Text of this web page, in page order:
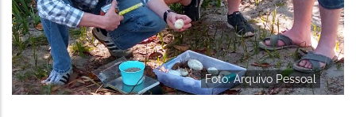
Foto: Arquivo Pessoal